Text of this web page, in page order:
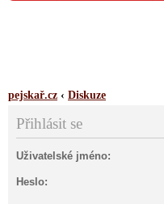
pejskař.cz ‹ Diskuze
Přihlásit se
Uživatelské jméno:
Heslo: